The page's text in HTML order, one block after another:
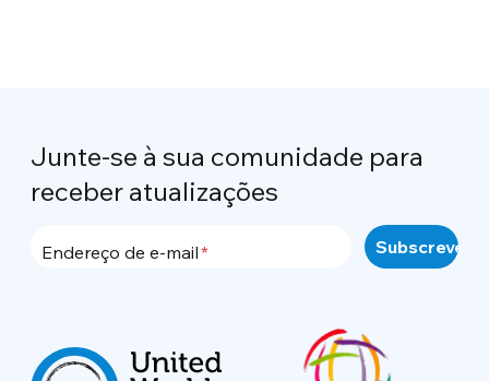
Junte-se à sua comunidade para
receber atualizações
Endereço de e-mail